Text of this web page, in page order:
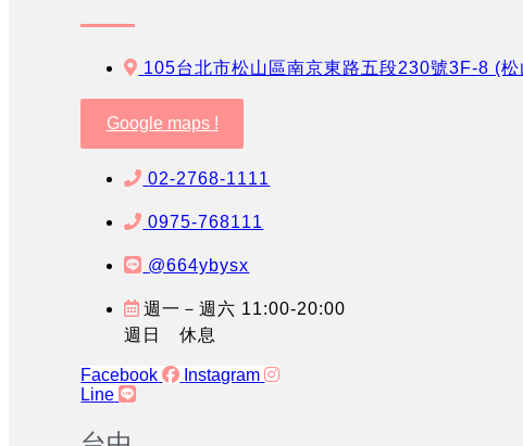
105台北市松山區南京東路五段230號3F-8 (
Google maps !
02-2768-1111
0975-768111
@664ybysx
週一－週六 11:00-20:00
週日 休息
Facebook
Instagram
Line